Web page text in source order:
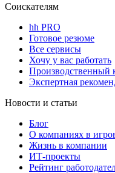
Соискателям
hh PRO
Готовое резюме
Все сервисы
Хочу у вас работать
Производственный
Экспертная
Новости и статьи
Блог
О компаниях в
Жизнь в компании
ИТ-проекты
Рейтинг